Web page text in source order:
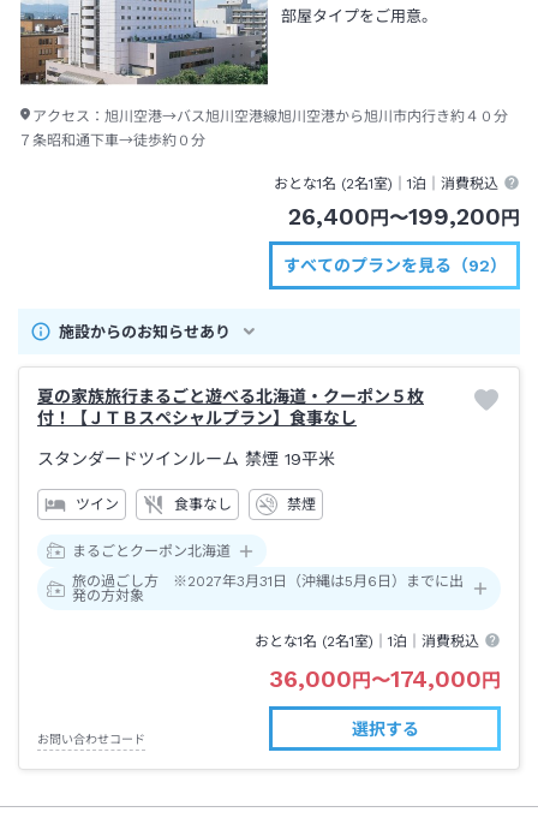
部屋タイプをご用意。
アクセス： 旭川空港→バス旭川空港線旭川空港から旭川市内行き約４０分
７条昭和通下車→徒歩約０分
おとな1名 (2名1室)｜1泊 ｜消費税込
26,400 円 〜199,200 円
すべてのプランを見る（92）
施設からのお知らせあり
夏の家族旅行まるごと遊べる北海道・クーポン５枚
付！【ＪＴＢスペシャルプラン】食事なし
スタンダードツインルーム 禁煙 19平米
ツイン 食事なし 禁煙
まるごとクーポン北海道
旅の過ごし方 ※2027年3月31日（沖縄は5月6日）までに出
発の方対象
おとな1名 (2名1室)｜1泊 ｜消費税込
36,000 円 〜174,000 円
お問い合わせコード
選択する